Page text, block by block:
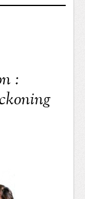
: